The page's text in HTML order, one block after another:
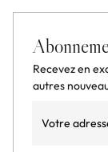
Recevez en
autres